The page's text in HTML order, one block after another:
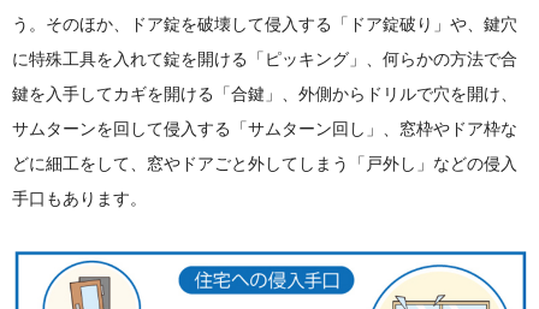
う。そのほか、ドア錠を破壊して侵入する「ドア錠破り」や、鍵穴
に特殊工具を入れて錠を開ける「ピッキング」、何らかの方法で合
鍵を入手してカギを開ける「合鍵」、外側からドリルで穴を開け、
サムターンを回して侵入する「サムターン回し」、窓枠やドア枠な
どに細工をして、窓やドアごと外してしまう「戸外し」などの侵入
手口もあります。